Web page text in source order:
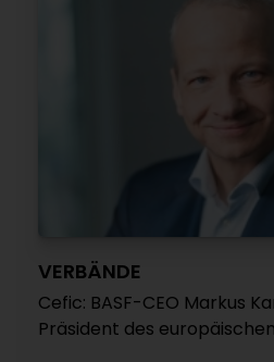
VERBÄNDE
Cefic: BASF-CEO Markus
Präsident des